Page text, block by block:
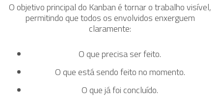
O objetivo principal do Kanban é tornar o trabalho visível,
permitindo que todos os envolvidos enxerguem
claramente:
O que precisa ser feito.
O que está sendo feito no momento.
O que já foi concluído.